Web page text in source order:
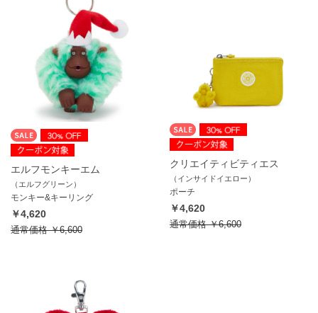
エルフモンキーエム
（エルフグリーン）
モンキー&キーリング
￥4,620
通常価格￥6,600
クリエイティビティエス
（インサイドイエロー）
ポーチ
￥4,620
通常価格￥6,600